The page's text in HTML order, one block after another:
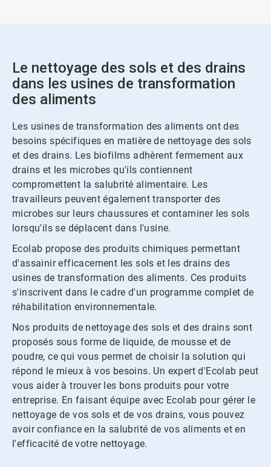
Le nettoyage des sols et des drains
dans les usines de transformation
des aliments
Les usines de transformation des aliments ont des
besoins spécifiques en matière de nettoyage des sols
et des drains. Les biofilms adhèrent fermement aux
drains et les microbes qu'ils contiennent
compromettent la salubrité alimentaire. Les
travailleurs peuvent également transporter des
microbes sur leurs chaussures et contaminer les sols
lorsqu'ils se déplacent dans l'usine.​​​​​​​
Ecolab propose des produits chimiques permettant
d'assainir efficacement les sols et les drains des
usines de transformation des aliments.​​​​​​​ Ces produits
s'inscrivent dans le cadre d'un programme complet de
réhabilitation environnementale.​​​​​​​
Nos produits de nettoyage des sols et des drains sont
proposés sous forme de liquide, de mousse et de
poudre, ce qui vous permet de choisir la solution qui
répond le mieux à vos besoins.​​​​​​​ Un expert d'Ecolab peut
vous aider à trouver les bons produits pour votre
entreprise. En faisant équipe avec Ecolab pour gérer le
nettoyage de vos sols et de vos drains, vous pouvez
avoir confiance en la salubrité de vos aliments et en
l'efficacité de votre nettoyage.​​​​​​​